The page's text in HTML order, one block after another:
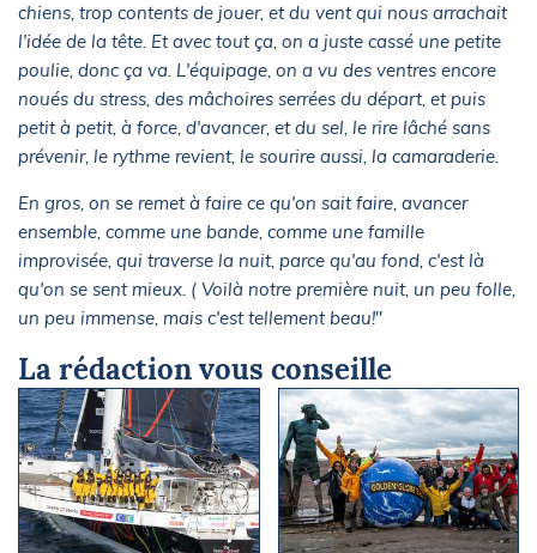
chiens, trop contents de jouer, et du vent qui nous arrachait
l'idée de la tête. Et avec tout ça, on a juste cassé une petite
poulie, donc ça va. L'équipage, on a vu des ventres encore
noués du stress, des mâchoires serrées du départ, et puis
petit à petit, à force, d'avancer, et du sel, le rire lâché sans
prévenir, le rythme revient, le sourire aussi, la camaraderie.
En gros, on se remet à faire ce qu'on sait faire, avancer
ensemble, comme une bande, comme une famille
improvisée, qui traverse la nuit, parce qu'au fond, c'est là
qu'on se sent mieux. ( Voilà notre première nuit, un peu folle,
un peu immense, mais c'est tellement beau!"
La rédaction vous conseille